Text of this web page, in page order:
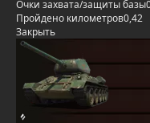
Очки захвата/защиты базы
Пройдено километров0,42
Закрыть